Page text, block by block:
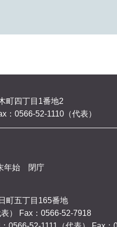
町四丁目1番地2
：0566-52-1110（代表）
年始 閉庁
町五丁目165番地
）
Fax：0566-52-7918